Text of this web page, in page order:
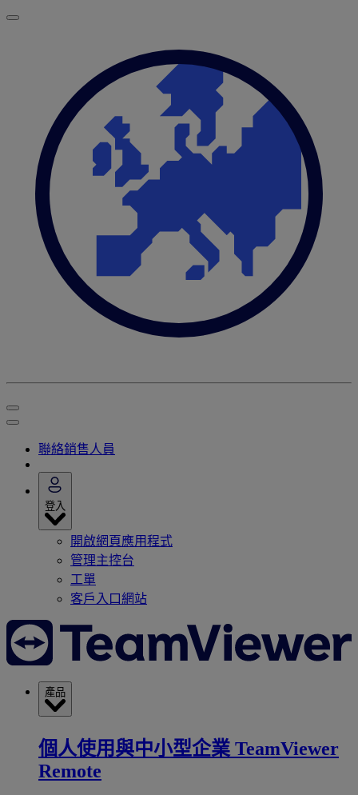
聯絡銷售人員
登入
開啟網頁應用程式
管理主控台
工單
客戶入口網站
產品
個人使用與中小型企業 TeamViewer
Remote